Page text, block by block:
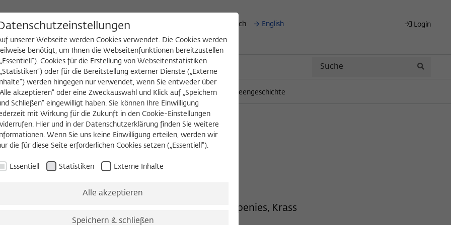
Deutsch English Login
WIKOTHEK FELLOW WERDEN
Köpfe und Ideen Arbeitsvorhaben Jahrbuch Zeitschrift für Ideengeschichte
ZEITSCHRIFT FÜR IDEENGESCHICHTE
Idioten
Clark, Sommer, Košenina, Holbein, Lepenies, Krass
unserer Webseite werden Cookies verwendet. Die Cookies werden
benötigt, um Ihnen die Webseitenfunktionen bereitzustellen
Cookies für die Erstellung von Webseitenstatistiken
oder für die Bereitstellung externer Dienste („Externe
Inhalte“) werden hingegen nur verwendet, wenn Sie entweder über
akzeptieren“ oder eine Zweckauswahl und Klick auf „Speichern
Schließen“ eingewilligt haben. Sie können Ihre Einwilligung
mit Wirkung für die Zukunft in den Cookie-Einstellungen
Hier und in der Datenschutzerklärung finden Sie weitere
Informationen. Wenn Sie uns keine Einwilligung erteilen, werden wir
die für diese Seite erforderlichen Cookies setzen („Essentiell“).
Essentiell Statistiken Externe Inhalte
Alle akzeptieren
Speichern & schließen